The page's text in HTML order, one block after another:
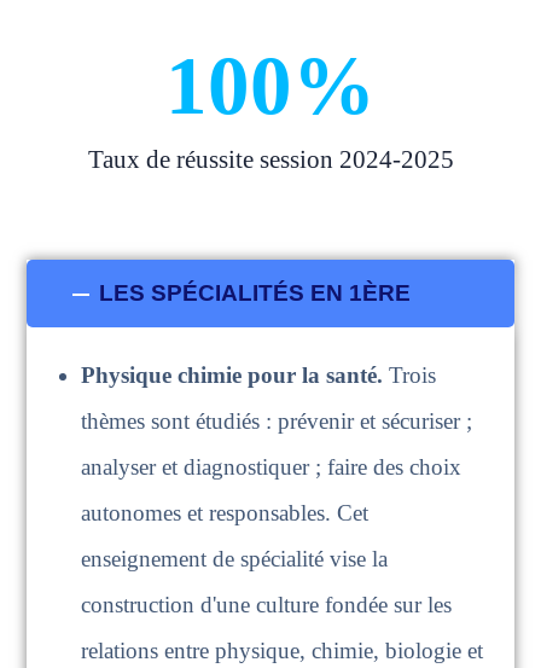
Taux de réussite session 2024-2025
100%
LES SPÉCIALITÉS EN 1ÈRE
Physique chimie pour la santé. Trois
thèmes sont étudiés : prévenir et sécuriser ;
analyser et diagnostiquer ; faire deschoix
autonomes et responsables. Cet
enseignement de spécialité vise la
construction d'une culture fondée sur les
relations entre physique, chimie, biologie et